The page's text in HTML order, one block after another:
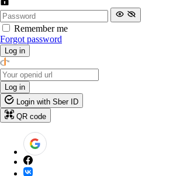
Remember me
Forgot password
Log in
Log in
Login with Sber ID
QR code